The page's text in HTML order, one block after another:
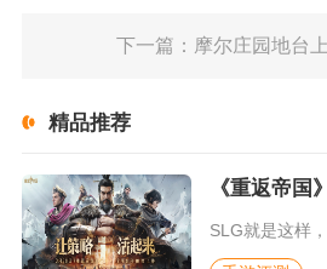
下一篇：摩尔庄园地台
精品推荐